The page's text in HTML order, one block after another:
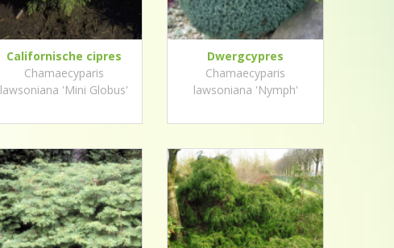
Californische cipres
Chamaecyparis
lawsoniana 'Mini Globus'
Dwergcypres
Chamaecyparis
lawsoniana 'Nymph'